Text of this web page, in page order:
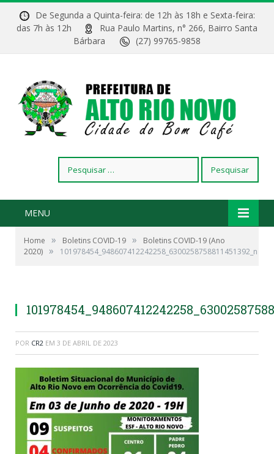
De Segunda a Quinta-feira: de 12h às 18h e Sexta-feira:
das 7h às 12h
Rua Paulo Martins, n° 266, Bairro Santa
Bárbara
(27) 99765-9858
por:
MENU
Home » Boletins COVID-19 »
Boletins COVID-19 (Ano
2020) » 101978454_948607412242258_6300258758811451392_n
POR CR2 EM 3 DE ABRIL DE 2023